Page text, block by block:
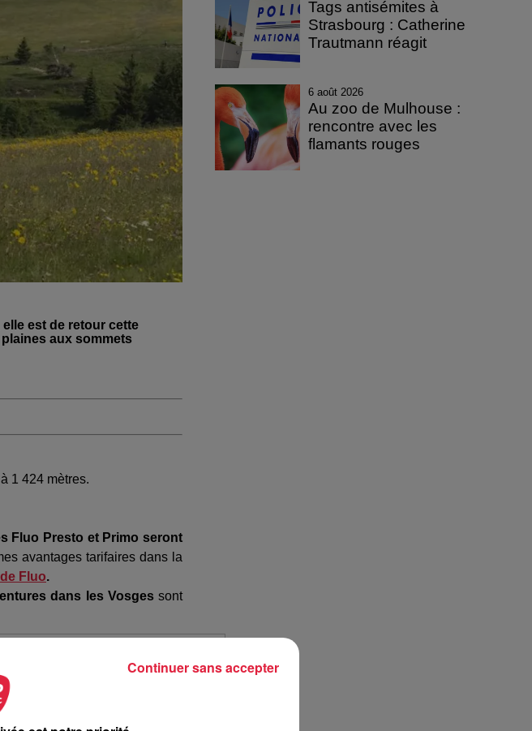
est de retour cette
aux sommets
1 424 mètres.
Fluo Presto et Primo seront
avantages tarifaires dans la
Fluo.
dans les Vosgessont
Tags antisémites à
Strasbourg : Catherine
Trautmann réagit
6 août 2026
Au zoo de Mulhouse :
rencontre avec les
flamants rouges
Continuer sans accepter